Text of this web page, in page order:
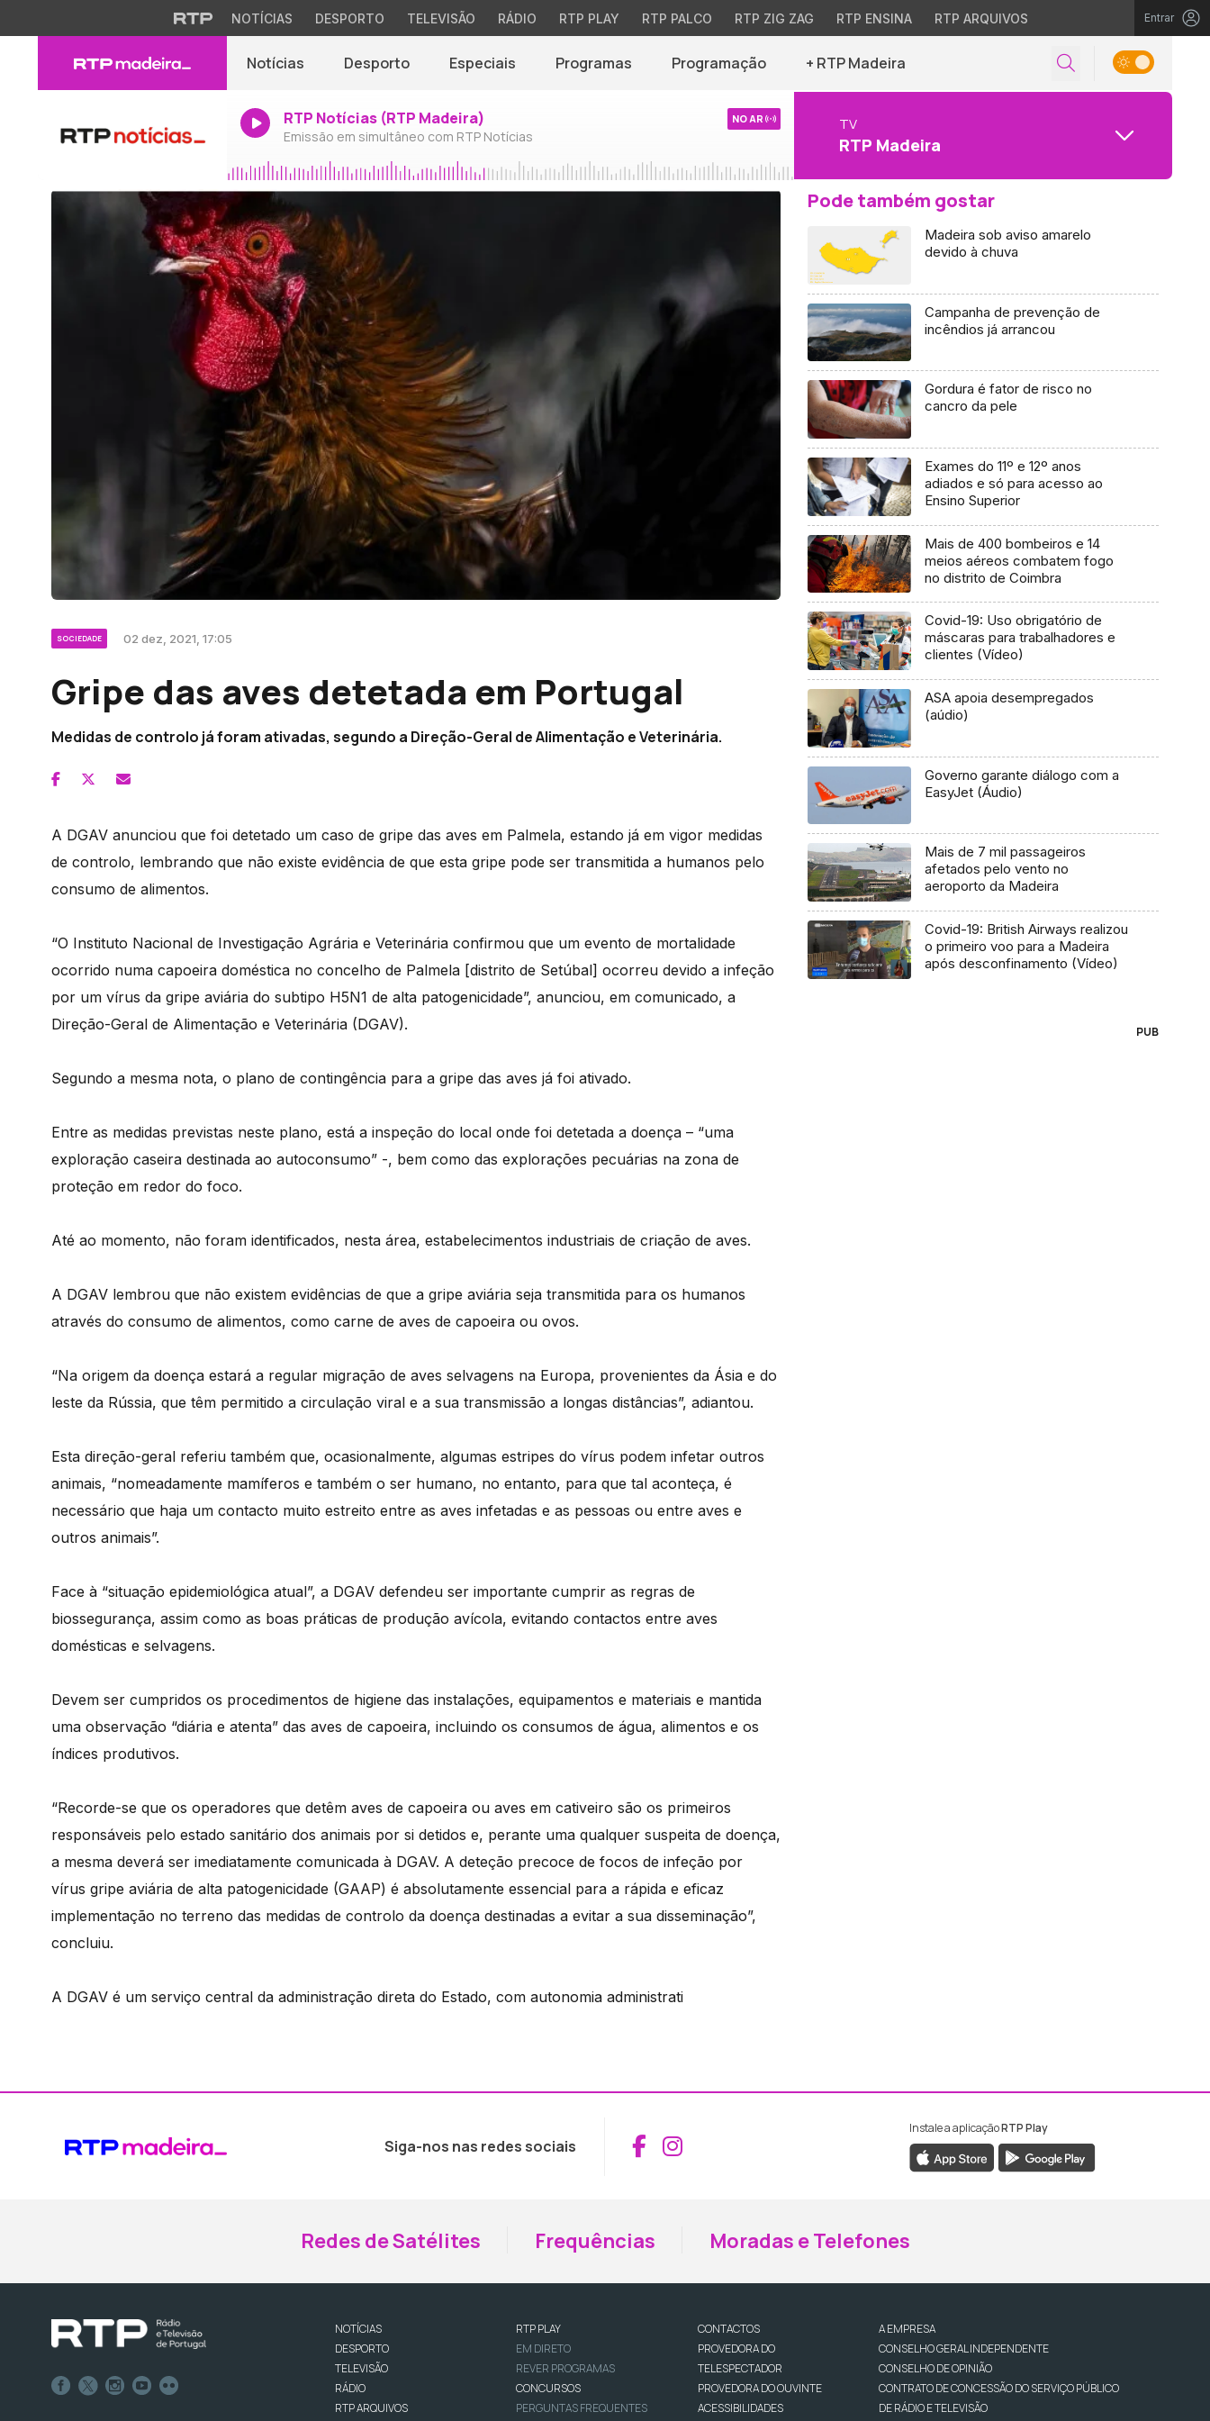
NOTÍCIAS DESPORTO TELEVISÃO RÁDIO RTP PLAY RTP PALCO RTP ZIG ZAG RTP ENSINA RTP ARQUIVOS Entrar
Notícias Desporto Especiais Programas Programação + RTP Madeira
RTP Notícias (RTP Madeira)
Emissão em simultâneo com RTP Notícias
NO AR TV
RTP Madeira
SOCIEDADE 02 dez, 2021, 17:05
Gripe das aves detetada em Portugal
Medidas de controlo já foram ativadas, segundo a Direção-Geral de Alimentação e Veterinária.
A DGAV anunciou que foi detetado um caso de gripe das aves em Palmela, estando já em vigor medidas
de controlo, lembrando que não existe evidência de que esta gripe pode ser transmitida a humanos pelo
consumo de alimentos.
“O Instituto Nacional de Investigação Agrária e Veterinária confirmou que um evento de mortalidade
ocorrido numa capoeira doméstica no concelho de Palmela [distrito de Setúbal] ocorreu devido a infeção
por um vírus da gripe aviária do subtipo H5N1 de alta patogenicidade”, anunciou, em comunicado, a
Direção-Geral de Alimentação e Veterinária (DGAV).
Segundo a mesma nota, o plano de contingência para a gripe das aves já foi ativado.
Entre as medidas previstas neste plano, está a inspeção do local onde foi detetada a doença – “uma
exploração caseira destinada ao autoconsumo” -, bem como das explorações pecuárias na zona de
proteção em redor do foco.
Até ao momento, não foram identificados, nesta área, estabelecimentos industriais de criação de aves.
A DGAV lembrou que não existem evidências de que a gripe aviária seja transmitida para os humanos
através do consumo de alimentos, como carne de aves de capoeira ou ovos.
“Na origem da doença estará a regular migração de aves selvagens na Europa, provenientes da Ásia e do
leste da Rússia, que têm permitido a circulação viral e a sua transmissão a longas distâncias”, adiantou.
Esta direção-geral referiu também que, ocasionalmente, algumas estripes do vírus podem infetar outros
animais, “nomeadamente mamíferos e também o ser humano, no entanto, para que tal aconteça, é
necessário que haja um contacto muito estreito entre as aves infetadas e as pessoas ou entre aves e
outros animais”.
Face à “situação epidemiológica atual”, a DGAV defendeu ser importante cumprir as regras de
biossegurança, assim como as boas práticas de produção avícola, evitando contactos entre aves
domésticas e selvagens.
Devem ser cumpridos os procedimentos de higiene das instalações, equipamentos e materiais e mantida
uma observação “diária e atenta” das aves de capoeira, incluindo os consumos de água, alimentos e os
índices produtivos.
“Recorde-se que os operadores que detêm aves de capoeira ou aves em cativeiro são os primeiros
responsáveis pelo estado sanitário dos animais por si detidos e, perante uma qualquer suspeita de doença,
a mesma deverá ser imediatamente comunicada à DGAV. A deteção precoce de focos de infeção por
vírus gripe aviária de alta patogenicidade (GAAP) é absolutamente essencial para a rápida e eficaz
implementação no terreno das medidas de controlo da doença destinadas a evitar a sua disseminação”,
concluiu.
A DGAV é um serviço central da administração direta do Estado, com autonomia administrati
Pode também gostar
Madeira sob aviso amarelo
devido à chuva
Campanha de prevenção de
incêndios já arrancou
Gordura é fator de risco no
cancro da pele
Exames do 11º e 12º anos
adiados e só para acesso ao
Ensino Superior
Mais de 400 bombeiros e 14
meios aéreos combatem fogo
no distrito de Coimbra
Covid-19: Uso obrigatório de
máscaras para trabalhadores e
clientes (Vídeo)
ASA apoia desempregados
(aúdio)
Governo garante diálogo com a
EasyJet (Áudio)
Mais de 7 mil passageiros
afetados pelo vento no
aeroporto da Madeira
Covid-19: British Airways realizou
o primeiro voo para a Madeira
após desconfinamento (Vídeo)
PUB
Siga-nos nas redes sociais Aceder ao Facebook da RTP Madeira
Aceder ao Instagram da RTP Madeira
Instale a aplicaçãoRTP Play
Redes de Satélites Frequências Moradas e Telefones
NOTÍCIAS
DESPORTO
TELEVISÃO
RÁDIO
RTP ARQUIVOS
RTP PLAY
EM DIRETO
REVER PROGRAMAS
CONCURSOS
PERGUNTAS FREQUENTES
CONTACTOS
PROVEDORA DO
TELESPECTADOR
PROVEDORA DO OUVINTE
ACESSIBILIDADES
A EMPRESA
CONSELHO GERAL INDEPENDENTE
CONSELHO DE OPINIÃO
CONTRATO DE CONCESSÃO DO SERVIÇO PÚBLICO
DE RÁDIO E TELEVISÃO